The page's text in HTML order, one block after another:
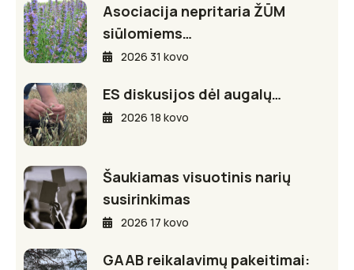
Asociacija nepritaria ŽŪM
siūlomiems…
2026 31 kovo
ES diskusijos dėl augalų…
2026 18 kovo
Šaukiamas visuotinis narių
susirinkimas
2026 17 kovo
GAAB reikalavimų pakeitimai: